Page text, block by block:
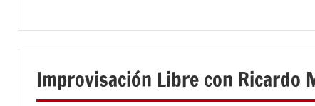
Improvisación Libre con Ricardo